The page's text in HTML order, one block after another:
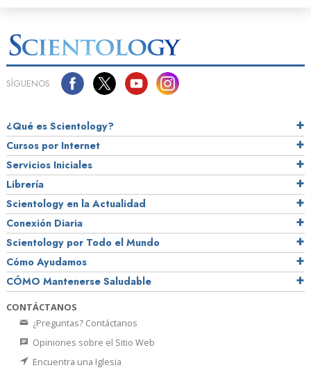
SÍGUENOS
¿Qué es Scientology?
Cursos por Internet
Servicios Iniciales
Librería
Scientology en la Actualidad
Conexión Diaria
Scientology por Todo el Mundo
Cómo Ayudamos
CÓMO Mantenerse Saludable
CONTÁCTANOS
¿Preguntas? Contáctanos
Opiniones sobre el Sitio Web
Encuentra una Iglesia